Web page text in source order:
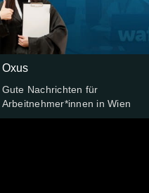
Oxus
Gute Nachrichten für
Arbeitnehmer*innen in Wien